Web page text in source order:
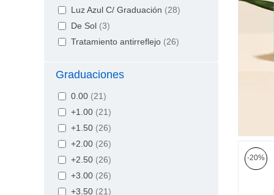
Luz Azul C/ Graduación (28)
De Sol (3)
Tratamiento antirreflejo (26)
Graduaciones
0.00 (21)
+1.00 (21)
+1.50 (26)
+2.00 (26)
+2.50 (26)
+3.00 (26)
+3.50 (21)
-20%